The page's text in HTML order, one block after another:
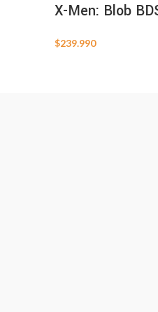
X-Men: Blob
$239.990